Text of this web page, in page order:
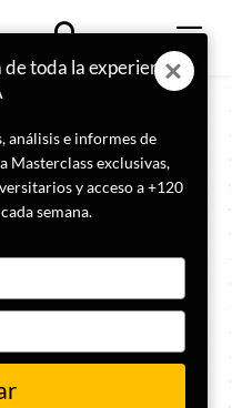
toda la experiencia
análisis e informes de
Masterclass exclusivas,
y acceso a +120
semana.